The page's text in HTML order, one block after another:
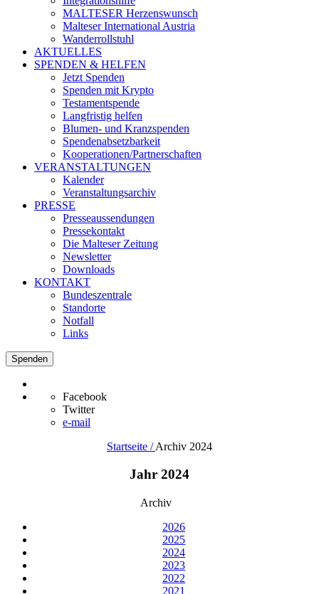
MALTESER Herzenswunsch
Malteser International Austria
Wanderrollstuhl
AKTUELLES
SPENDEN & HELFEN
Jetzt Spenden
Spenden mit Krypto
Testamentspende
Langfristig helfen
Blumen- und Kranzspenden
Spendenabsetzbarkeit
Kooperationen/Partnerschaften
VERANSTALTUNGEN
Kalender
Veranstaltungsarchiv
PRESSE
Presseaussendungen
Pressekontakt
Die Malteser Zeitung
Newsletter
Downloads
KONTAKT
Bundeszentrale
Standorte
Notfall
Links
Spenden
Facebook
Twitter
e-mail
Startseite / Archiv 2024
Jahr 2024
Archiv
2026
2025
2024
2023
2022
2021